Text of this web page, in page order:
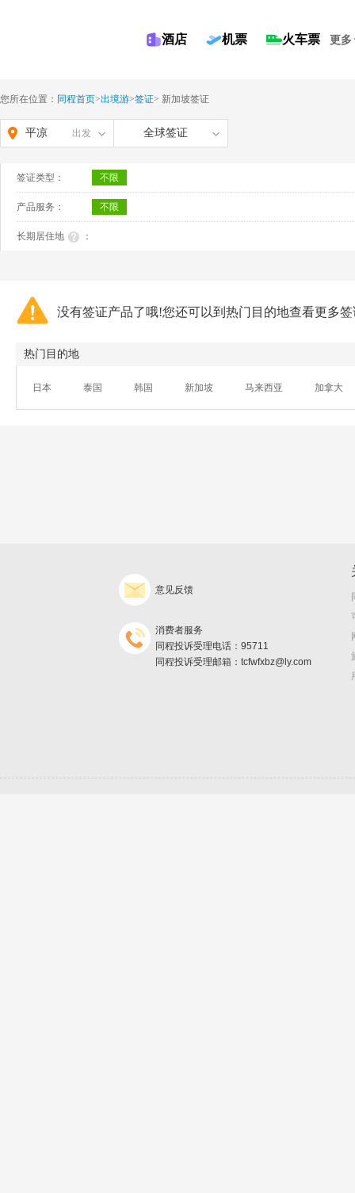
酒店 机票 火车票 更多
您所在位置： 同程首页>出境游>签证> 新加坡签证
平凉 出发 全球签证
签证类型： 不限
产品服务： 不限
长期居住地 ：
没有签证产品了哦!您还可以到热门目的地查看更多
热门目的地
日本 泰国 韩国 新加坡 马来西亚 加拿大
意见反馈
消费者服务
同程投诉受理电话：95711
同程投诉受理邮箱：tcfwfxbz@ly.com